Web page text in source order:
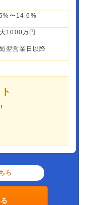
〜14.6%
1000万円
翌営業日以降
！
ら